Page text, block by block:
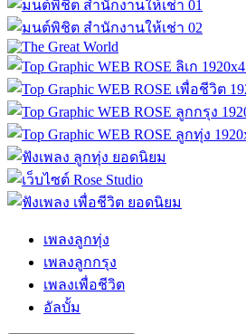
เพลงลูกทุ่ง
เพลงลูกกรุง
เพลงเพื่อชีวิต
อัลบั้ม